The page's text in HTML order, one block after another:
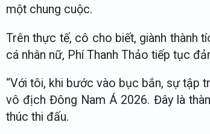
một chung cuộc.
Trên thực tế, cô cho biết, giành thành
cá nhân nữ, Phí Thanh Thảo tiếp tục
“Với tôi, khi bước vào bục bắn, sự tập
vô địch Đông Nam Á 2026. Đây là
thúc thi đấu.